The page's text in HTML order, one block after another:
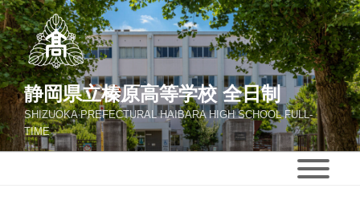
静岡県立榛原高等学校 全日制
SHIZUOKA PREFECTURAL HAIBARA HIGH SCHOOL FULL-
TIME